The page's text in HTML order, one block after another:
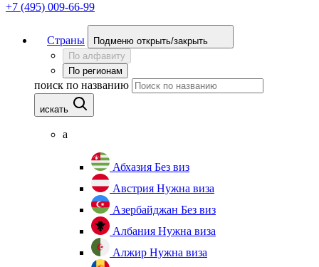
+7 (495) 009-66-99
Страны
Подменю открыть/закрыть
По алфавиту
По регионам
поиск по названию
искать
а
Абхазия Без виз
Австрия Нужна виза
Азербайджан Без виз
Албания Нужна виза
Алжир Нужна виза